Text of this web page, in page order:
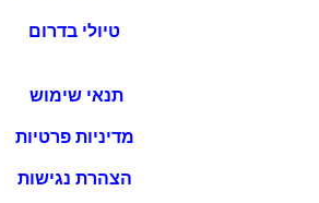
טיולי בדרום
תנאי שימוש
מדיניות פרטיות
הצהרת נגישות